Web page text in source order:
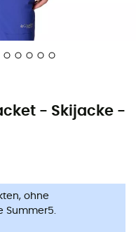
- Skijacke -
ohne
Summer5.
bist du bereit für ein
undStil
Omni-Tech™-
Hauptnähten
Omni-Heat™